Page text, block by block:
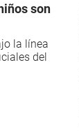
son
la línea
del